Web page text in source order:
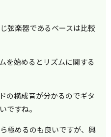
弦楽器であるベースは比較
を始めるとリズムに関する
の構成音が分かるのでギタ
ですね。
極めるのも良いですが、興